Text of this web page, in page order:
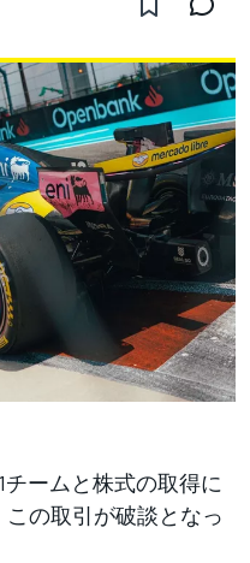
ームと株式の取得に
の取引が破談となっ